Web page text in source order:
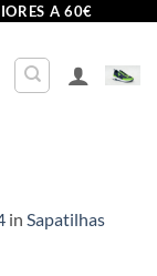
A 60€
in Sapatilhas